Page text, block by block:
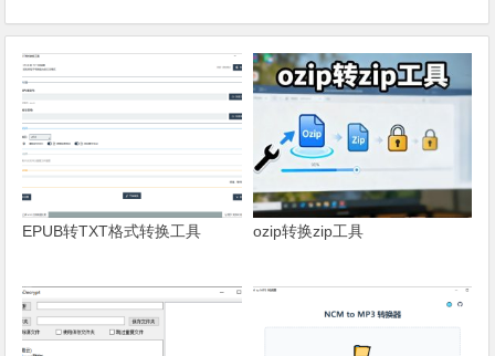
EPUB转TXT格式转换工具 ozip转换zip工具